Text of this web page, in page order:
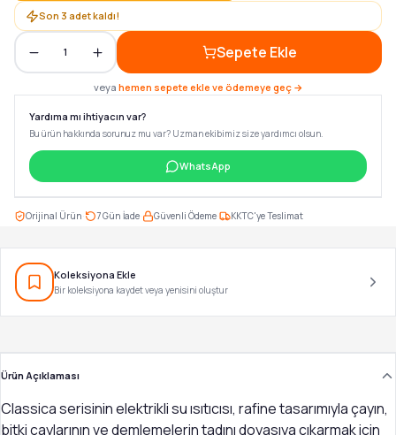
Son 3 adet kaldı!
1 Sepete Ekle
veya hemen sepete ekle ve ödemeye geç →
Yardıma mı ihtiyacın var?
Bu ürün hakkında sorunuz mu var? Uzman ekibimiz size yardımcı olsun.
WhatsApp
Orijinal Ürün 7 Gün İade Güvenli Ödeme KKTC'ye Teslimat
Koleksiyona Ekle
Bir koleksiyona kaydet veya yenisini oluştur
Ürün Açıklaması
Classica serisinin elektrikli su ısıtıcısı, rafine tasarımıyla çayın,
bitki çaylarının ve demlemelerin tadını doyasıya çıkarmak için